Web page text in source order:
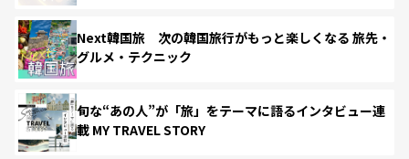
Next韓国旅 次の韓国旅行がもっと楽しくなる 旅先・
グルメ・テクニック
旬な“あの人”が「旅」をテーマに語るインタビュー連
載 MY TRAVEL STORY